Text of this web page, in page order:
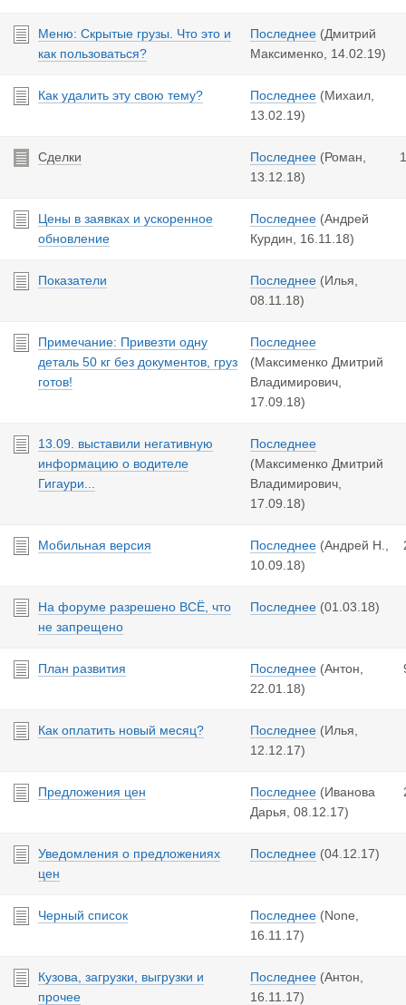
Меню: Скрытые грузы. Что это и
как пользоваться?
Последнее (Дмитрий
Максименко, 14.02.19)
Как удалить эту свою тему? Последнее (Михаил,
13.02.19)
Сделки Последнее (Роман,
13.12.18)
Цены в заявках и ускоренное
обновление
Последнее (Андрей
Курдин, 16.11.18)
Показатели Последнее (Илья,
08.11.18)
Примечание: Привезти одну
деталь 50 кг без документов, груз
готов!
Последнее
(Максименко Дмитрий
Владимирович,
17.09.18)
13.09. выставили негативную
информацию о водителе
Гигаури...
Последнее
(Максименко Дмитрий
Владимирович,
17.09.18)
Мобильная версия Последнее (Андрей Н.,
10.09.18)
На форуме разрешено ВСЁ, что
не запрещено
Последнее (01.03.18)
План развития Последнее (Антон,
22.01.18)
Как оплатить новый месяц? Последнее (Илья,
12.12.17)
Предложения цен Последнее (Иванова
Дарья, 08.12.17)
Уведомления о предложениях
цен
Последнее (04.12.17)
Черный список Последнее (None,
16.11.17)
Кузова, загрузки, выгрузки и
прочее
Последнее (Антон,
16.11.17)